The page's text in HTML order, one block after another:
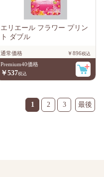
エリエール フラワー プリン
ト ダブル
通常価格
￥896
Premium40価格
￥537
1 2 3